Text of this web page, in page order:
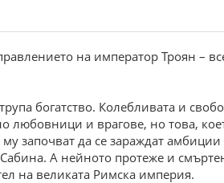
на император Троян –
богатство. Колебливата и
любовници и врагове, но това,
започват да се зараждат амбиции
А нейното протеже и
на великата Римска империя.